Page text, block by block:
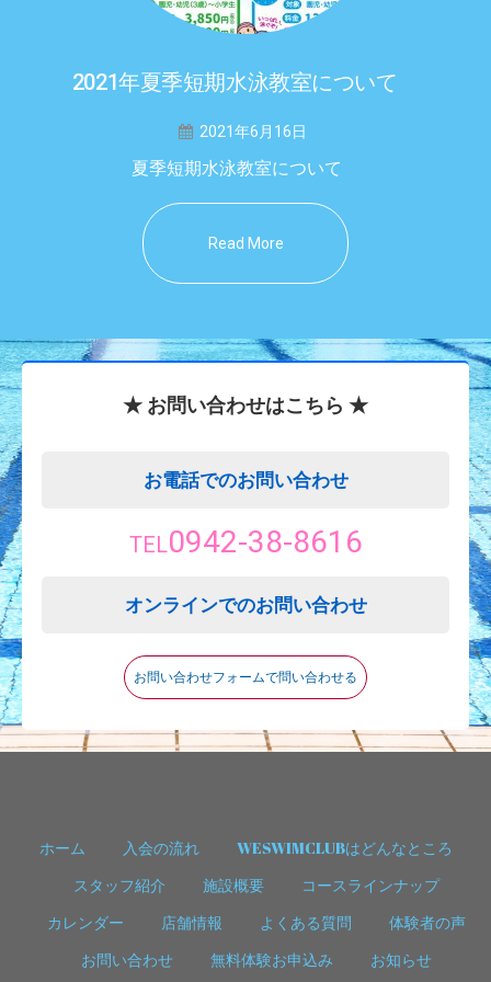
2021年夏季短期水泳教室について
2021年6月16日
夏季短期水泳教室について
Read More
★ お問い合わせはこちら ★
お電話でのお問い合わせ
TEL0942-38-8616
オンラインでのお問い合わせ
お問い合わせフォームで問い合わせる
ホーム 入会の流れ
WESWIMCLUBはどんなところ
スタッフ紹介
施設概要
コースラインナップ
カレンダー
店舗情報 よくある質問
体験者の声
お問い合わせ
無料体験お申込み お知らせ